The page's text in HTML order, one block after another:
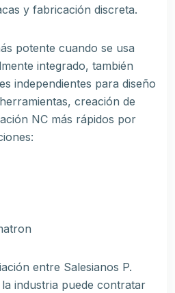
y fabricación discreta.
potente cuando se usa
integrado, también
independientes para diseño
creación de
NC más rápidos por
entre Salesianos P.
industria puede contratar